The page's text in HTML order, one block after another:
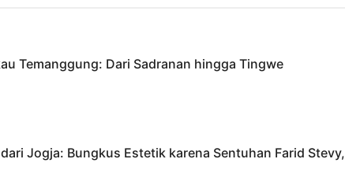
Temanggung: Dari Sadranan hingga Tingwe
dari Jogja: Bungkus Estetik karena Sentuhan Farid Stevy,